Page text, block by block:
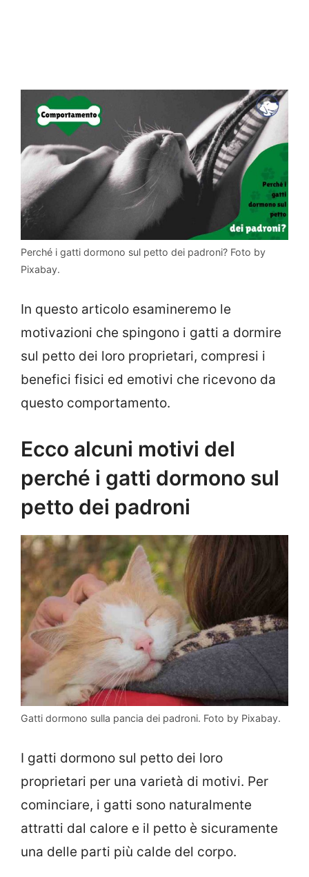
Perché i gatti dormono sul petto dei padroni? Foto by
Pixabay.
In questo articolo esamineremo le
motivazioni che spingono i gatti a dormire
sul petto dei loro proprietari, compresi i
benefici fisici ed emotivi che ricevono da
questo comportamento.
Ecco alcuni motivi del
perché i gatti dormono sul
petto dei padroni
Gatti dormono sulla pancia dei padroni. Foto by Pixabay.
I gatti dormono sul petto dei loro
proprietari per una varietà di motivi. Per
cominciare, i gatti sono naturalmente
attratti dal calore e il petto è sicuramente
una delle parti più calde del corpo.